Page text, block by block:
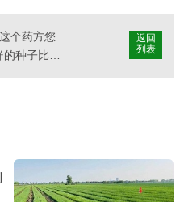
返回
列表
大葱烂根有哪些原因?这个药方您试过吗?